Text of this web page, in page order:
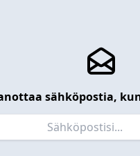
sähköpostia,